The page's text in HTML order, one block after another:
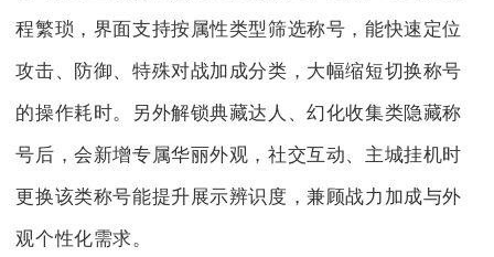
程繁琐，界面支持按属性类型筛选称号，能快速定位
攻击、防御、特殊对战加成分类，大幅缩短切换称号
的操作耗时。另外解锁典藏达人、幻化收集类隐藏称
号后，会新增专属华丽外观，社交互动、主城挂机时
更换该类称号能提升展示辨识度，兼顾战力加成与外
观个性化需求。